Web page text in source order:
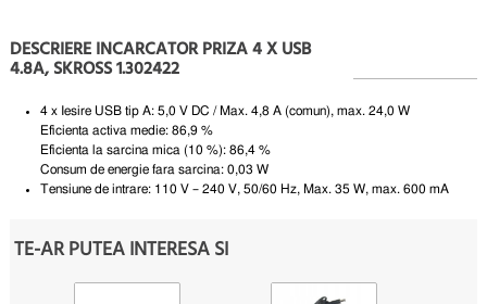
DESCRIERE INCARCATOR PRIZA 4 X USB
4.8A, SKROSS 1.302422
4 x Iesire USB tip A: 5,0 V DC / Max.4,8 A (comun), max.24,0 W
Eficienta activa medie: 86,9 %
Eficienta la sarcina mica (10 %): 86,4 %
Consum de energie fara sarcina: 0,03 W
Tensiune de intrare: 110 V – 240 V, 50/60 Hz, Max.35 W, max.600 mA
TE-AR PUTEA INTERESA SI